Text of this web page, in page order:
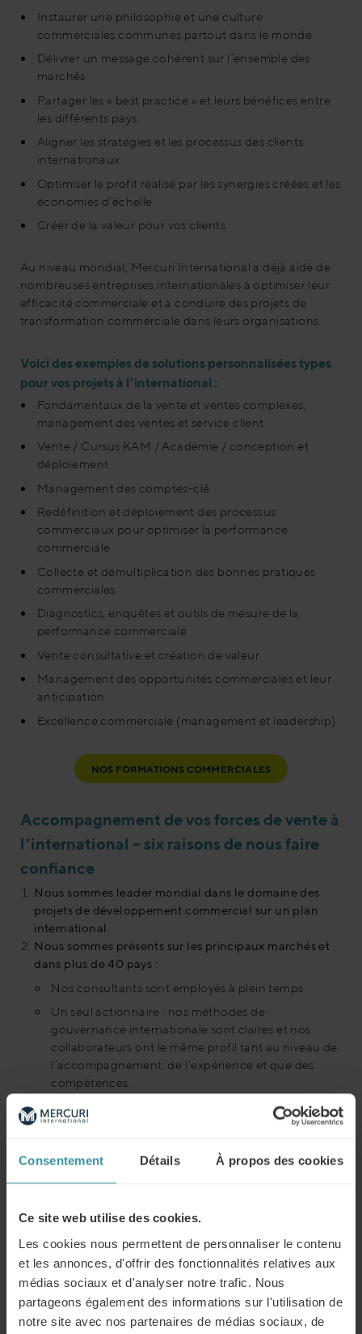
Consentement Détails À propos des cookies
Ce site web utilise des cookies.
Les cookies nous permettent de personnaliser le contenu
et les annonces, d'offrir des fonctionnalités relatives aux
médias sociaux et d'analyser notre trafic. Nous
partageons également des informations sur l'utilisation de
notre site avec nos partenaires de médias sociaux, de
Instaurer une philosophie et une culture
commerciales communes partout dans le monde
Délivrer un message cohérent sur l’ensemble des
marchés
Partager les « best practice » et leurs bénéfices entre
les différents pays
Aligner les stratégies et les processus des clients
internationaux
Optimiser le profit réalisé par les synergies créées et les
économies d’échelle
Créer de la valeur pour vos clients
Au niveau mondial, Mercuri International a déjà aidé de
nombreuses entreprises internationales à optimiser leur
efficacité commerciale et à conduire des projets de
transformation commerciale dans leurs organisations.
Voici des exemples de solutions personnalisées types
pour vos projets à l’international :
Fondamentaux de la vente et ventes complexes,
management des ventes et service client
Vente / Cursus KAM / Académie / conception et
déploiement
Management des comptes-clé
Redéfinition et déploiement des processus
commerciaux pour optimiser la performance
commerciale
Collecte et démultiplication des bonnes pratiques
commerciales
Diagnostics, enquêtes et outils de mesure de la
performance commerciale
Vente consultative et création de valeur
Management des opportunités commerciales et leur
anticipation
Excellence commerciale (management et leadership)
NOS FORMATIONS COMMERCIALES
Accompagnement de vos forces de vente à
l’international – six raisons de nous faire
confiance
Nous sommes leader mondial dans le domaine des
projets de développement commercial sur un plan
international.
Nous sommes présents sur les principaux marchés et
dans plus de 40 pays :
Nos consultants sont employés à plein temps
Un seul actionnaire : nos méthodes de
gouvernance internationale sont claires et nos
collaborateurs ont le même profil tant au niveau de
l’accompagnement, de l’expérience et que des
compétences.
Notre expérience est très grande et nos réalisations
reconnues dans :
Les solutions de développement commercial
L’élaboration de concepts internationaux, générant
Les projets de transformation commerciale
Les projets de conseil exigent d’avoir des
consultants et des formateurs d’envergure
internationale, sachant adapter vos projets de